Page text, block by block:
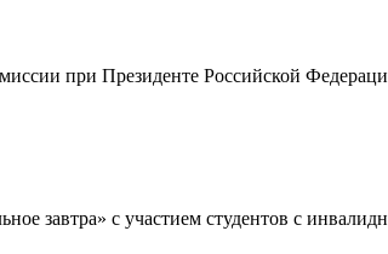
при Президенте Российской
завтра» с участием студентов с